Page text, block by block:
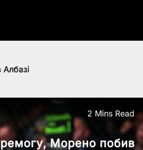
2 Mins Read
Морено побив